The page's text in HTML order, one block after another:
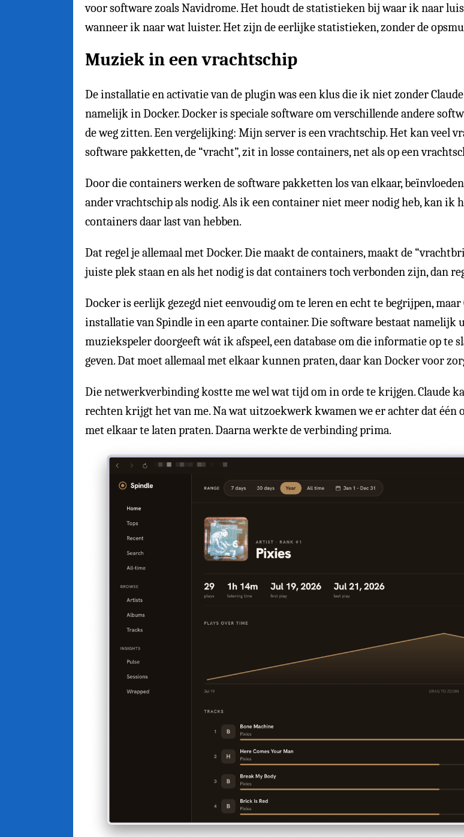
voor software zoals Navidrome. Het houdt de statistieken bij waar ik naar
wanneer ik naar wat luister. Het zijn de eerlijke statistieken, zonder de
Muziek in een vrachtschip
De installatie en activatie van de plugin was een klus die ik niet zonder
namelijk in Docker. Docker is speciale software om verschillende andere
de weg zitten. Een vergelijking: Mijn server is een vrachtschip. Het kan veel
software pakketten, de “vracht”, zit in losse containers, net als op een
Door die containers werken de software pakketten los van elkaar,
ander vrachtschip als nodig. Als ik een container niet meer nodig heb, kan ik
containers daar last van hebben.
Dat regel je allemaal met Docker. Die maakt de containers, maakt de
juiste plek staan en als het nodig is dat containers toch verbonden zijn, dan
Docker is eerlijk gezegd niet eenvoudig om te leren en echt te begrijpen,
installatie van Spindle in een aparte container. Die software bestaat
muziekspeler doorgeeft wát ik afspeel, een database om die informatie op te
geven. Dat moet allemaal met elkaar kunnen praten, daar kan Docker voor
Die netwerkverbinding kostte me wel wat tijd om in orde te krijgen. Claude
rechten krijgt het van me. Na wat uitzoekwerk kwamen we er achter dat één
met elkaar te laten praten. Daarna werkte de verbinding prima.